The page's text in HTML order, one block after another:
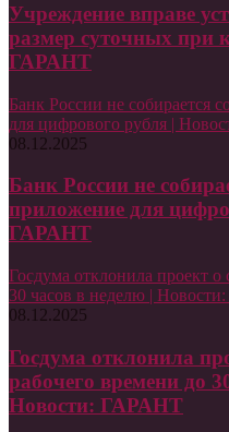
Учреждение вправе
размер суточных при
ГАРАНТ
Банк России не собирается
для цифрового рубля |
08.12.2025
Банк России не
приложение для
ГАРАНТ
Госдума отклонила проект
30 часов в неделю |
08.12.2025
Госдума отклонила
рабочего времени до
Новости: ГАРАНТ